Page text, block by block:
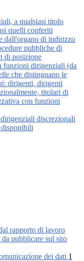
a qualsiasi titolo
quelli conferiti
dall'organo di indirizzo
pubbliche di
di posizione
funzioni dirigenziali (da
che distinguano le
dirigenti, dirigenti
titolari di
con funzioni
discrezionali
rapporto di lavoro
pubblicare sul sito
dei dati 1